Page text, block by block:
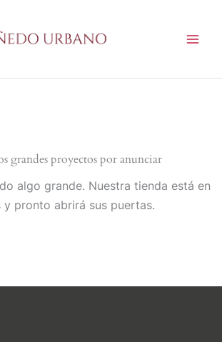
grandes proyectos por anunciar
algo grande. Nuestra tienda está en
y pronto abrirá sus puertas.